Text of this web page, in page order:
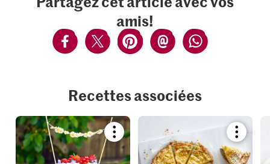
amis!
Recettes associées
Bookmark
recipe
or
recipe
or